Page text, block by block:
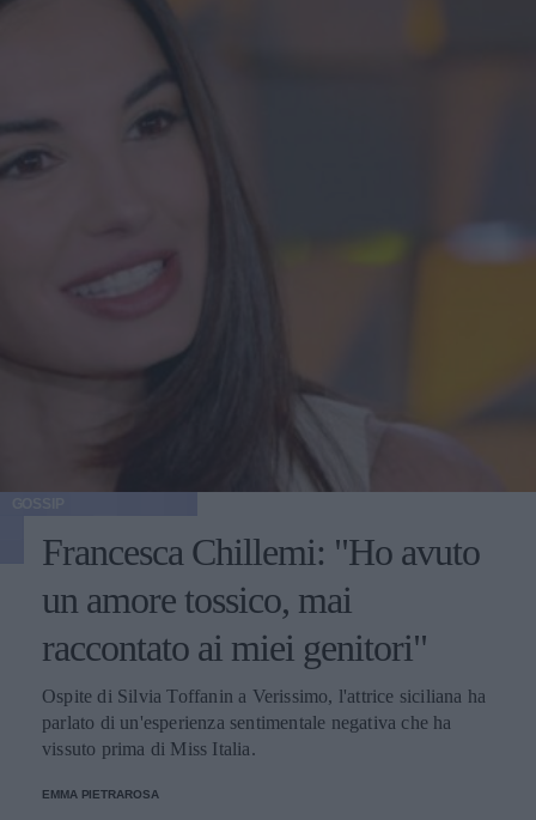
Francesca Chillemi: "Ho avuto
un amore tossico, mai
raccontato ai miei genitori"
Ospite di Silvia Toffanin a Verissimo, l'attrice siciliana ha
parlato di un'esperienza sentimentale negativa che ha
vissuto prima di Miss Italia.
EMMA PIETRAROSA